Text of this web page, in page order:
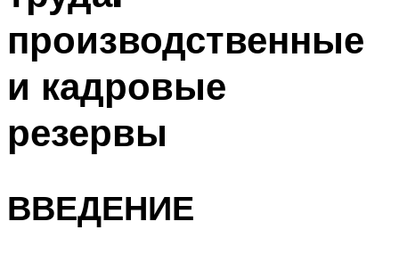
производственные
и кадровые
резервы
ВВЕДЕНИЕ